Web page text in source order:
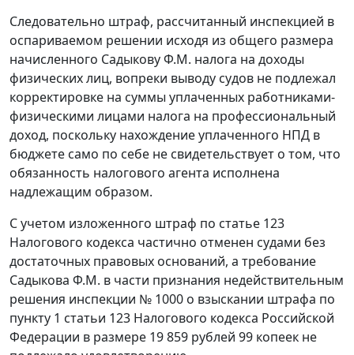
Следовательно штраф, рассчитанный инспекцией в
оспариваемом решении исходя из общего размера
начисленного Садыкову Ф.М. налога на доходы
физических лиц, вопреки выводу судов не подлежал
корректировке на суммы уплаченных работниками-
физическими лицами налога на профессиональный
доход, поскольку нахождение уплаченного НПД в
бюджете само по себе не свидетельствует о том, что
обязанность налогового агента исполнена
надлежащим образом.
С учетом изложенного штраф по статье 123
Налогового кодекса частично отменен судами без
достаточных правовых оснований, а требование
Садыкова Ф.М. в части признания недействительным
решения инспекции № 1000 о взыскании штрафа по
пункту 1 статьи 123 Налогового кодекса Российской
Федерации в размере 19 859 рублей 99 копеек не